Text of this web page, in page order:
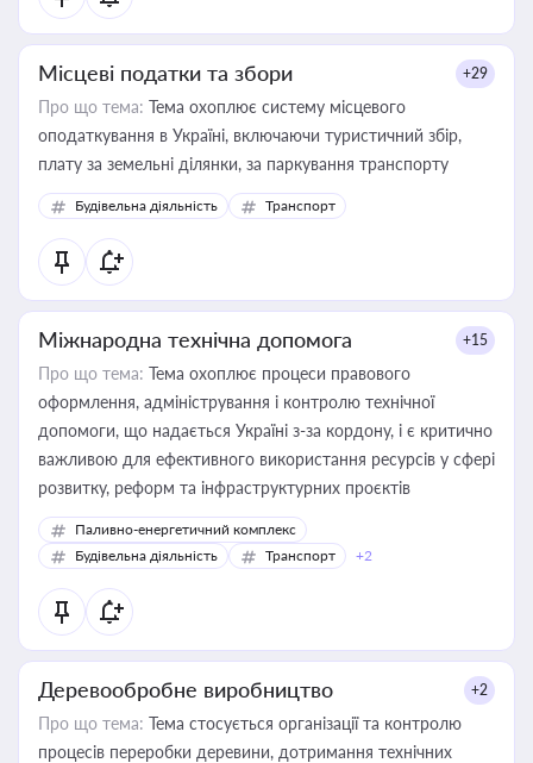
Місцеві податки та збори +29
Про що тема: Тема охоплює систему місцевого
оподаткування в Україні, включаючи туристичний збір,
плату за земельні ділянки, за паркування транспорту
Будівельна діяльність Транспорт
Міжнародна технічна допомога +15
Про що тема: Тема охоплює процеси правового
оформлення, адміністрування і контролю технічної
допомоги, що надається Україні з-за кордону, і є критично
важливою для ефективного використання ресурсів у сфері
розвитку, реформ та інфраструктурних проєктів
Паливно-енергетичний комплекс
Будівельна діяльність
Транспорт +2
Деревообробне виробництво +2
Про що тема: Тема стосується організації та контролю
процесів переробки деревини, дотримання технічних